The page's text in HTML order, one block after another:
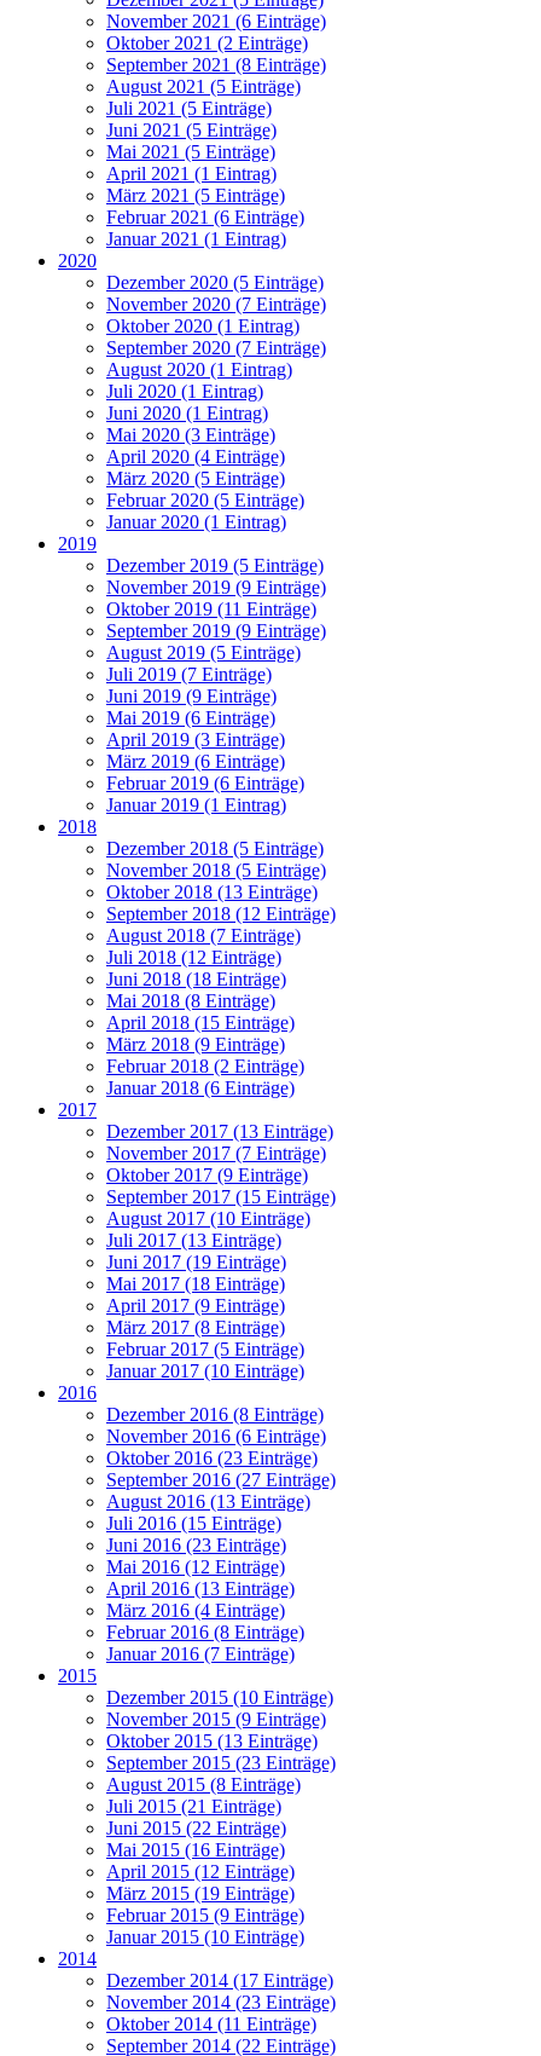
November 2021 (6 Einträge)
Oktober 2021 (2 Einträge)
September 2021 (8 Einträge)
August 2021 (5 Einträge)
Juli 2021 (5 Einträge)
Juni 2021 (5 Einträge)
Mai 2021 (5 Einträge)
April 2021 (1 Eintrag)
März 2021 (5 Einträge)
Februar 2021 (6 Einträge)
Januar 2021 (1 Eintrag)
2020
Dezember 2020 (5 Einträge)
November 2020 (7 Einträge)
Oktober 2020 (1 Eintrag)
September 2020 (7 Einträge)
August 2020 (1 Eintrag)
Juli 2020 (1 Eintrag)
Juni 2020 (1 Eintrag)
Mai 2020 (3 Einträge)
April 2020 (4 Einträge)
März 2020 (5 Einträge)
Februar 2020 (5 Einträge)
Januar 2020 (1 Eintrag)
2019
Dezember 2019 (5 Einträge)
November 2019 (9 Einträge)
Oktober 2019 (11 Einträge)
September 2019 (9 Einträge)
August 2019 (5 Einträge)
Juli 2019 (7 Einträge)
Juni 2019 (9 Einträge)
Mai 2019 (6 Einträge)
April 2019 (3 Einträge)
März 2019 (6 Einträge)
Februar 2019 (6 Einträge)
Januar 2019 (1 Eintrag)
2018
Dezember 2018 (5 Einträge)
November 2018 (5 Einträge)
Oktober 2018 (13 Einträge)
September 2018 (12 Einträge)
August 2018 (7 Einträge)
Juli 2018 (12 Einträge)
Juni 2018 (18 Einträge)
Mai 2018 (8 Einträge)
April 2018 (15 Einträge)
März 2018 (9 Einträge)
Februar 2018 (2 Einträge)
Januar 2018 (6 Einträge)
2017
Dezember 2017 (13 Einträge)
November 2017 (7 Einträge)
Oktober 2017 (9 Einträge)
September 2017 (15 Einträge)
August 2017 (10 Einträge)
Juli 2017 (13 Einträge)
Juni 2017 (19 Einträge)
Mai 2017 (18 Einträge)
April 2017 (9 Einträge)
März 2017 (8 Einträge)
Februar 2017 (5 Einträge)
Januar 2017 (10 Einträge)
2016
Dezember 2016 (8 Einträge)
November 2016 (6 Einträge)
Oktober 2016 (23 Einträge)
September 2016 (27 Einträge)
August 2016 (13 Einträge)
Juli 2016 (15 Einträge)
Juni 2016 (23 Einträge)
Mai 2016 (12 Einträge)
April 2016 (13 Einträge)
März 2016 (4 Einträge)
Februar 2016 (8 Einträge)
Januar 2016 (7 Einträge)
2015
Dezember 2015 (10 Einträge)
November 2015 (9 Einträge)
Oktober 2015 (13 Einträge)
September 2015 (23 Einträge)
August 2015 (8 Einträge)
Juli 2015 (21 Einträge)
Juni 2015 (22 Einträge)
Mai 2015 (16 Einträge)
April 2015 (12 Einträge)
März 2015 (19 Einträge)
Februar 2015 (9 Einträge)
Januar 2015 (10 Einträge)
2014
Dezember 2014 (17 Einträge)
November 2014 (23 Einträge)
Oktober 2014 (11 Einträge)
September 2014 (22 Einträge)